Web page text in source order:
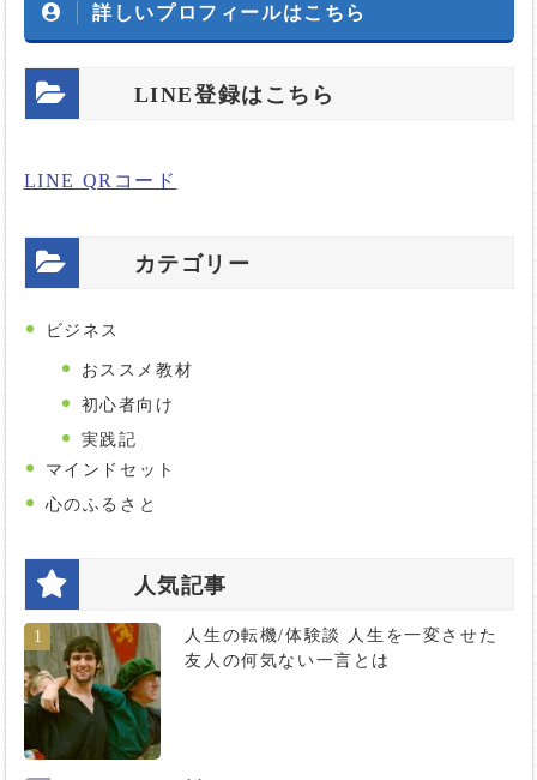
詳しいプロフィールはこちら
LINE登録はこちら
LINE QRコード
カテゴリー
ビジネス
おススメ教材
初心者向け
実践記
マインドセット
心のふるさと
人気記事
1
人生の転機/体験談 人生を一変させた
友人の何気ない一言とは